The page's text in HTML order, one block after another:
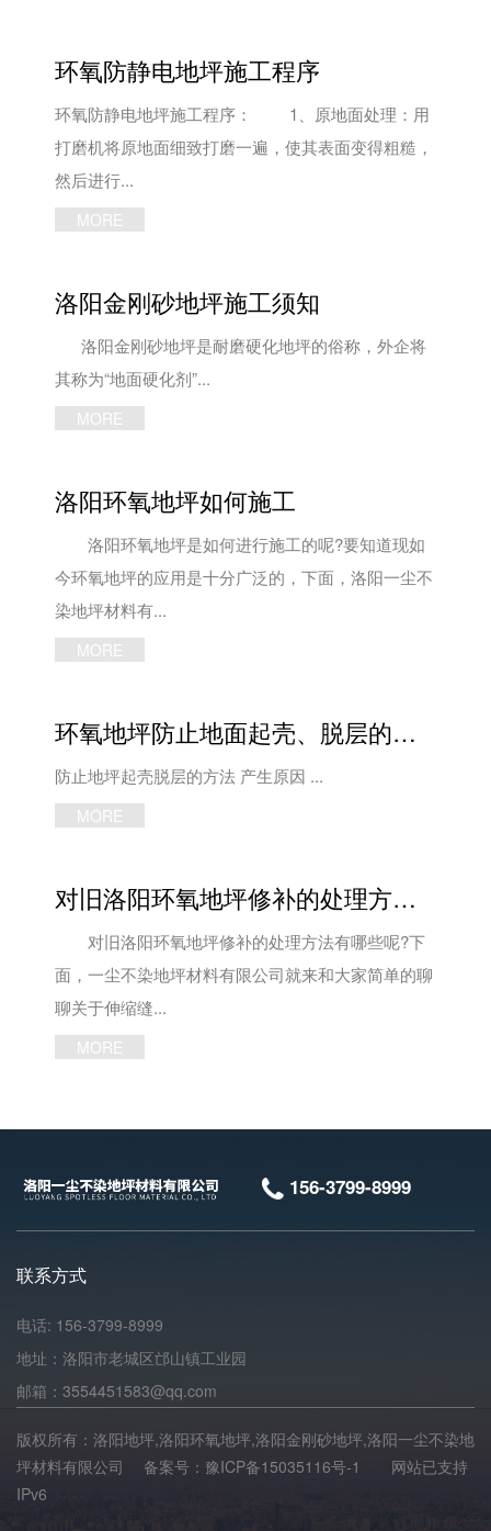
环氧防静电地坪施工程序
环氧防静电地坪施工程序： 1、原地面处理：用
打磨机将原地面细致打磨一遍，使其表面变得粗糙，
然后进行...
MORE
洛阳金刚砂地坪施工须知
洛阳金刚砂地坪是耐磨硬化地坪的俗称，外企将
其称为“地面硬化剂”...
MORE
洛阳环氧地坪如何施工
洛阳环氧地坪是如何进行施工的呢?要知道现如
今环氧地坪的应用是十分广泛的，下面，洛阳一尘不
染地坪材料有...
MORE
环氧地坪防止地面起壳、脱层的方法
防止地坪起壳脱层的方法 产生原因 ...
MORE
对旧洛阳环氧地坪修补的处理方法有哪些
对旧洛阳环氧地坪修补的处理方法有哪些呢?下
面，一尘不染地坪材料有限公司就来和大家简单的聊
聊关于伸缩缝...
MORE
156-3799-8999
联系方式
电话: 156-3799-8999
地址：洛阳市老城区邙山镇工业园
邮箱：3554451583@qq.com
版权所有：洛阳地坪,洛阳环氧地坪,洛阳金刚砂地坪,洛阳一尘不染地
坪材料有限公司 备案号： 豫ICP备15035116号-1
网站已支持
IPv6